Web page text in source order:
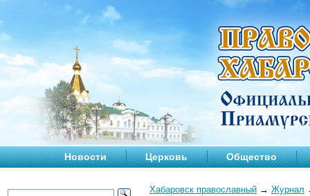
Новости Церковь Общество
Хабаровск православный → Журнал